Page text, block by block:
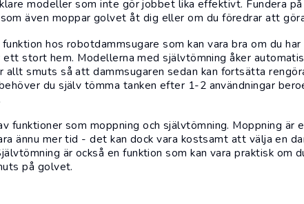
modeller som inte gör jobbet lika effektivt. Fundera på
även moppar golvet åt dig eller om du föredrar att
hos robotdammsugare som kan vara bra om du har
stort hem. Modellerna med självtömning åker
allt smuts så att dammsugaren sedan kan fortsätta
du själv tömma tanken efter 1-2 användningar
funktioner som moppning och självtömning. Moppning är
ännu mer tid - det kan dock vara kostsamt att välja en
är också en funktion som kan vara praktisk om
på golvet.